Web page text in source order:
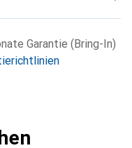
Garantie (Bring-In)